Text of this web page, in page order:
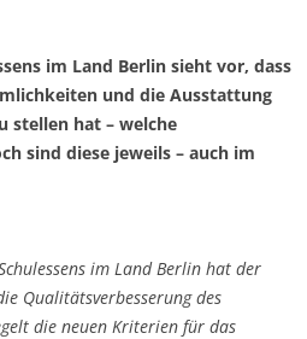
im Land Berlin sieht vor, dass
und die Ausstattung
stellen hat – welche
sind diese jeweils – auch im
im Land Berlin hat der
Qualitätsverbesserung des
die neuen Kriterien für das